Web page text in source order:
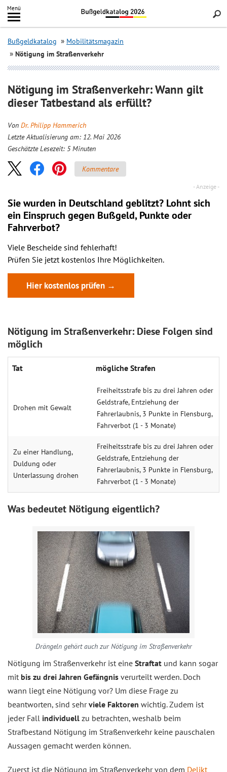
Inhalt
springen
Menü
Search
Bußgeldkatalog
Mobilitätsmagazin
Nötigung im Straßenverkehr
Nötigung im Straßenverkehr: Wann gilt
dieser Tatbestand als erfüllt?
Von Dr. Philipp Hammerich
Letzte Aktualisierung am: 12. Mai 2026
Geschätzte Lesezeit: 5 Minuten
Kommentare
Sie wurden in Deutschland geblitzt? Lohnt sich
ein Einspruch gegen Bußgeld, Punkte oder
Fahrverbot?
Viele Bescheide sind fehlerhaft!
Prüfen Sie jetzt kostenlos Ihre Möglichkeiten.
Hier kostenlos prüfen →
Nötigung im Straßenverkehr: Diese Folgen sind
möglich
Tat mögliche Strafen
Drohen mit Gewalt
Freiheitsstrafe bis zu drei Jahren oder
Geldstrafe, Entziehung der
Fahrerlaubnis, 3 Punkte in Flensburg,
Fahrverbot (1 - 3 Monate)
Zu einer Handlung,
Duldung oder
Unterlassung drohen
Freiheitsstrafe bis zu drei Jahren oder
Geldstrafe, Entziehung der
Fahrerlaubnis, 3 Punkte in Flensburg,
Fahrverbot (1 - 3 Monate)
Was bedeutet Nötigung eigentlich?
Drängeln gehört auch zur Nötigung im Straßenverkehr
Nötigung im Straßenverkehr ist eine Straftat und kann sogar
mit bis zu drei Jahren Gefängnis verurteilt werden. Doch
wann liegt eine Nötigung vor? Um diese Frage zu
beantworten, sind sehrviele Faktoren wichtig. Zudem ist
jeder Fall individuell zu betrachten, weshalb beim
Strafbestand Nötigung im Straßenverkehr keine pauschalen
Aussagen gemacht werden können.
Zuerst ist die Nötigung im Straßenverkehr von dem Delikt